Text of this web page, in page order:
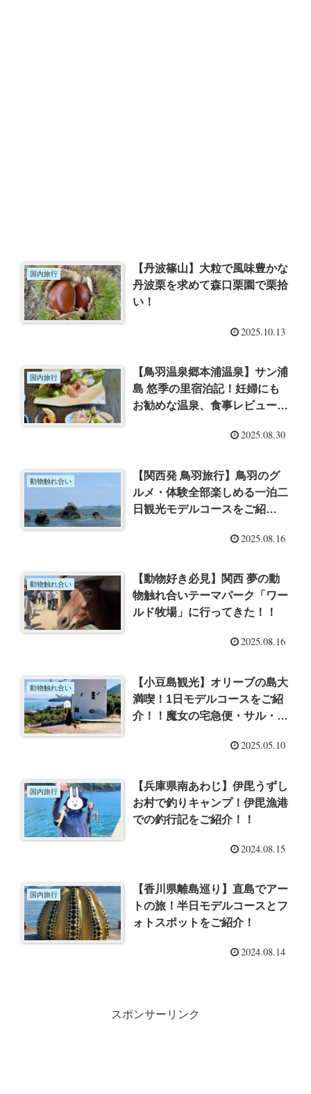
国内旅行
【丹波篠山】大粒で風味豊かな
丹波栗を求めて森口栗園で栗拾
い！
2025.10.13
国内旅行
【鳥羽温泉郷本浦温泉】サン浦
島 悠季の里宿泊記！妊婦にも
お勧めな温泉、食事レビューを
2025.08.30
動物触れ合い
【関西発 鳥羽旅行】鳥羽のグ
ルメ・体験全部楽しめる一泊二
日観光モデルコースをご紹
2025.08.16
動物触れ合い
【動物好き必見】関西 夢の動
物触れ合いテーマパーク「ワー
ルド牧場」に行ってきた！！
2025.08.16
動物触れ合い
【小豆島観光】オリーブの島大
満喫！1日モデルコースをご紹
介！！魔女の宅急便・サル・そ
2025.05.10
国内旅行
【兵庫県南あわじ】伊毘うずし
お村で釣りキャンプ！伊毘漁港
での釣行記をご紹介！！
2024.08.15
国内旅行
【香川県離島巡り】直島でアー
トの旅！半日モデルコースとフ
ォトスポットをご紹介！
2024.08.14
スポンサーリンク